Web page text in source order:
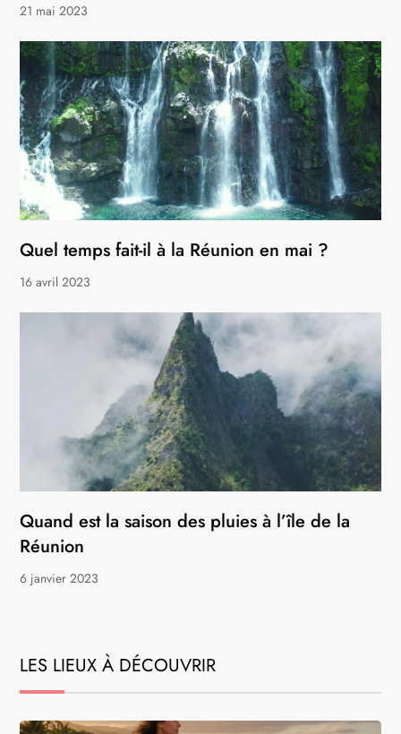
21 mai 2023
Quel temps fait-il à la Réunion en mai ?
16 avril 2023
Quand est la saison des pluies à l’île de la
Réunion
6 janvier 2023
LES LIEUX À DÉCOUVRIR